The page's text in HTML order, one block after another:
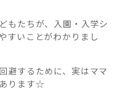
もたちが、入園・入学シ
すいことがわかりまし
避するために、実はママ
ります☆